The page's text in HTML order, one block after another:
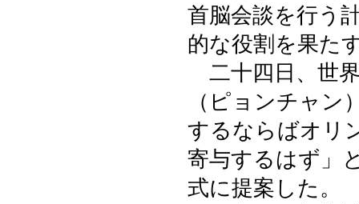
首脳会談を行う
的な役割を果た
二十四日、世
（ピョンチャン
するならばオリ
寄与するはず」
式に提案した。